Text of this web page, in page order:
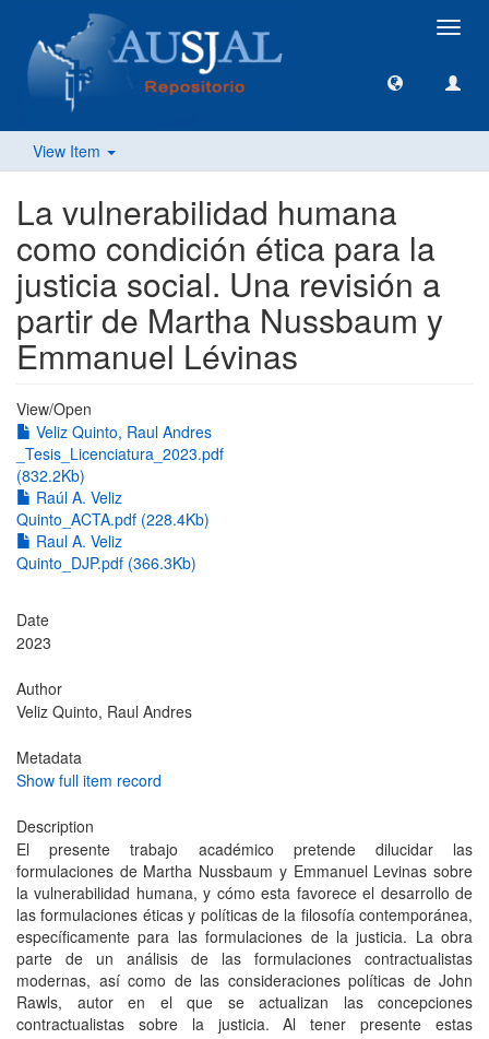
View Item
La vulnerabilidad humana
como condición ética para la
justicia social. Una revisión a
partir de Martha Nussbaum y
Emmanuel Lévinas
View/Open
Veliz Quinto, Raul Andres
_Tesis_Licenciatura_2023.pdf
(832.2Kb)
Raúl A. Veliz
Quinto_ACTA.pdf (228.4Kb)
Raul A. Veliz
Quinto_DJP.pdf (366.3Kb)
Date
2023
Author
Veliz Quinto, Raul Andres
Metadata
Show full item record
Description
El presente trabajo académico pretende dilucidar las
formulaciones de Martha Nussbaum y Emmanuel Levinas sobre
la vulnerabilidad humana, y cómo esta favorece el desarrollo de
las formulaciones éticas y políticas de la filosofía contemporánea,
específicamente para las formulaciones de la justicia. La obra
parte de un análisis de las formulaciones contractualistas
modernas, así como de las consideraciones políticas de John
Rawls, autor en el que se actualizan las concepciones
contractualistas sobre la justicia. Al tener presente estas